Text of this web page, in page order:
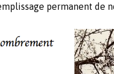
permanent de